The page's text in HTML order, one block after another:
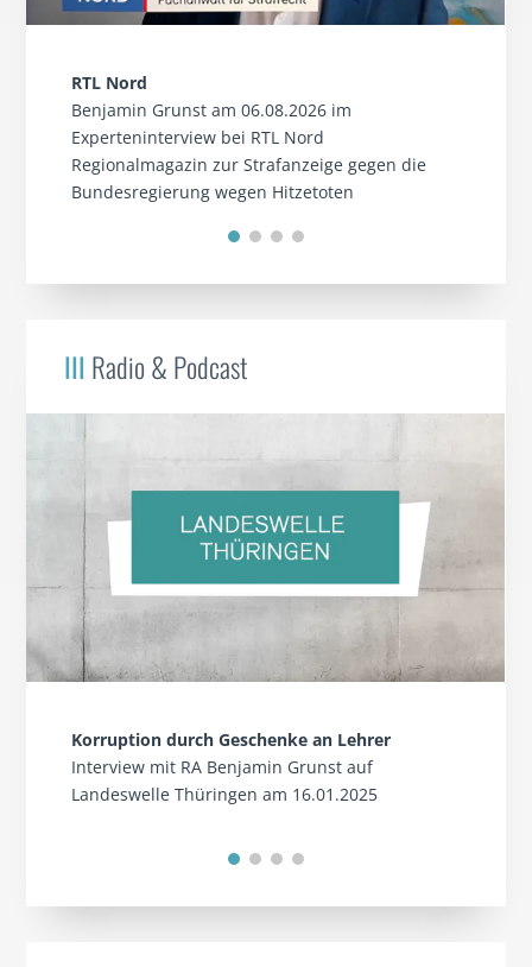
RTL Nord
Benjamin Grunst am 06.08.2026 im
Experteninterview bei RTL Nord
Regionalmagazin zur Strafanzeige gegen die
Bundesregierung wegen Hitzetoten
III Radio & Podcast
Korruption durch Geschenke an Lehrer
Interview mit RA Benjamin Grunst auf
Landeswelle Thüringen am 16.01.2025